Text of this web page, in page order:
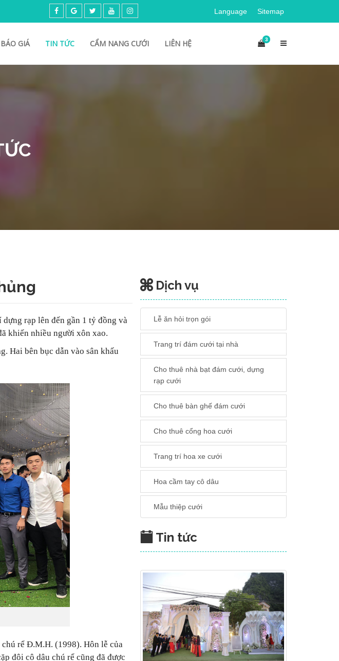
Language Sitemap
3
BÁO GIÁ TIN TỨC CẨM NANG CƯỚI LIÊN HỆ
rạp lên đến gần 1 tỷ đồng và
khiến nhiều người xôn xao.
Hai bên bục dẫn vào sân khấu
rể Đ.M.H. (1998). Hôn lễ của
đôi cô dâu chú rể cũng đã được
Dịch vụ
Lễ ăn hỏi trọn gói
Trang trí đám cưới tại nhà
Cho thuê nhà bạt đám cưới, dựng
rạp cưới
Cho thuê bàn ghế đám cưới
Cho thuê cổng hoa cưới
Trang trí hoa xe cưới
Hoa cầm tay cô dâu
Mẫu thiệp cưới
Tin tức